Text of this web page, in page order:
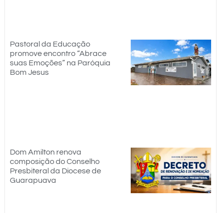
Pastoral da Educação
promove encontro “Abrace
suas Emoções” na Paróquia
Bom Jesus
Dom Amilton renova
composição do Conselho
Presbiteral da Diocese de
Guarapuava